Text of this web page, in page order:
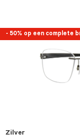
- 50% op een complete
Zilver